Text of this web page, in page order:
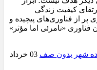
کیفیت زندگی
پر از فناوری‌های پیچیده و
«نامرئی اما مؤثر»
03 خرداد